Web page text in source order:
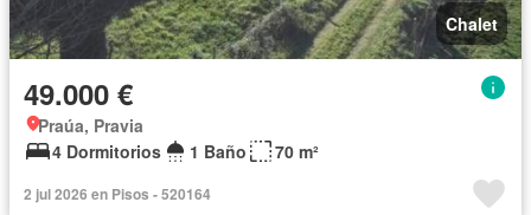
Chalet
49.000 €
Praúa, Pravia
4 Dormitorios
1 Baño 70 m²
2 jul 2026 en Pisos - 520164